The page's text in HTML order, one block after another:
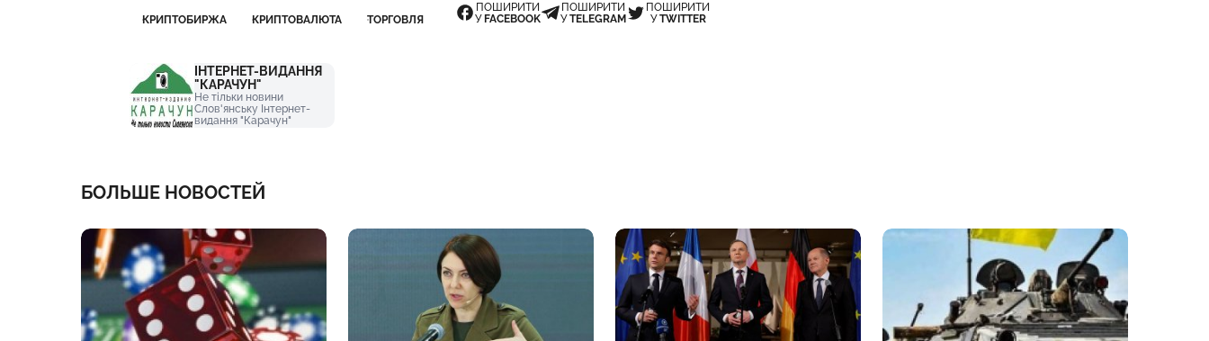
КРИПТОБИРЖА КРИПТОВАЛЮТА ТОРГОВЛЯ
ПОШИРИТИ
У FACEBOOK
ПОШИРИТИ
УTELEGRAM
ПОШИРИТИ
УTWITTER
ІНТЕРНЕТ-ВИДАННЯ
"КАРАЧУН"
Не тільки новини
Слов'янську Інтернет-
видання "Карачун"
БОЛЬШЕ НОВОСТЕЙ